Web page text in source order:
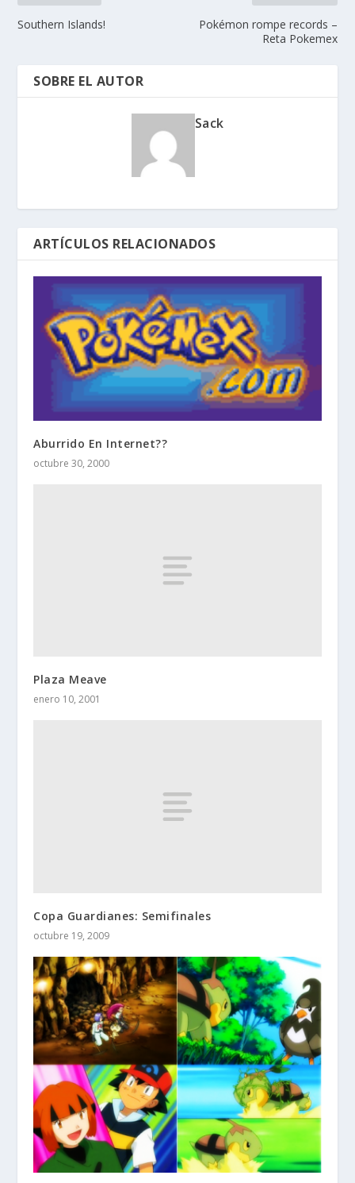
Southern Islands!
Pokémon rompe records –
Reta Pokemex
SOBRE EL AUTOR
Sack
ARTÍCULOS RELACIONADOS
Aburrido En Internet??
octubre 30, 2000
Plaza Meave
enero 10, 2001
Copa Guardianes: Semifinales
octubre 19, 2009